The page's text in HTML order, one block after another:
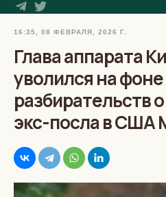
16:35, 08 ФЕВРАЛЯ, 2026 Г.
Глава аппарата
уволился на фоне
разбирательств
экс-посла в США